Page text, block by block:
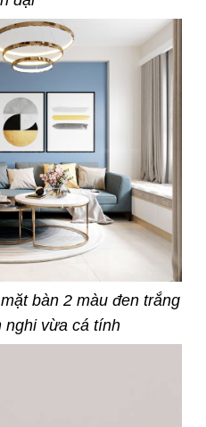
bàn 2 màu đen trắng
nghi vừa cá tính